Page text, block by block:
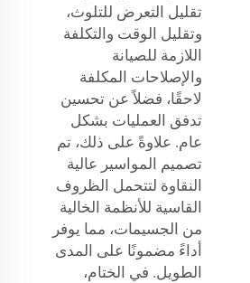
تقليل التعرض للتلوث،
وتقليل الوقت والتكلفة
اللازمة للصيانة
والإصلاحات المكلفة
لاحقًا، فضلاً عن تحسين
تدفق العمليات بشكل
عام. علاوةً على ذلك، تم
تصميم المواسير عالية
النقاوة لتتحمل الظروف
القاسية للأنظمة الخالية
من الجسيمات، مما يوفر
أداءً مضمونًا على المدى
الطويل. في الختام،